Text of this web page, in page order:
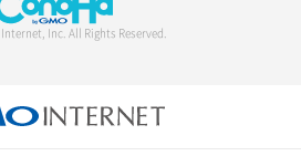
Inc. All Rights Reserved.